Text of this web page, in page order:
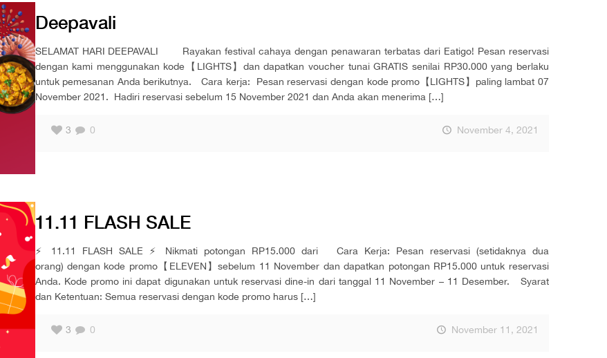
Deepavali
SELAMAT HARI DEEPAVALI Rayakan festival cahaya dengan penawaran terbatas dari Eatigo! Pesan reservasi
dengan kami menggunakan kode【LIGHTS】dan dapatkan voucher tunai GRATIS senilai RP30.000 yang berlaku
untuk pemesanan Anda berikutnya. Cara kerja: Pesan reservasi dengan kode promo【LIGHTS】paling lambat 07
November 2021. Hadiri reservasi sebelum 15 November 2021 dan Anda akan menerima […]
3 0 November 4, 2021
11.11 FLASH SALE
⚡️ 11.11 FLASH SALE ⚡️ Nikmati potongan RP15.000 dari Cara Kerja: Pesan reservasi (setidaknya dua
orang) dengan kode promo【ELEVEN】sebelum 11 November dan dapatkan potongan RP15.000 untuk reservasi
Anda. Kode promo ini dapat digunakan untuk reservasi dine-in dari tanggal 11 November – 11 Desember. Syarat
dan Ketentuan: Semua reservasi dengan kode promo harus[…]
3 0 November 11, 2021